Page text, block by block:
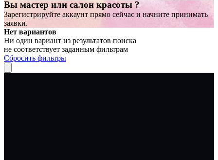
Вы мастер или салон красоты ?
Зарегистрируйте аккаунт прямо сейчас и начните принимать
заявки.
Нет вариантов
Ни один вариант из результатов поиска
не соответствует заданным фильтрам
Сбросить фильтры